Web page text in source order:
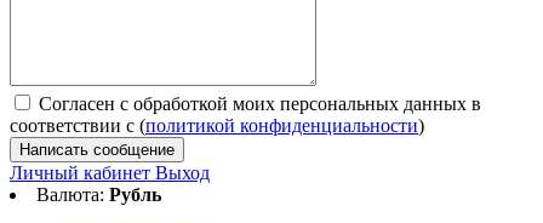
Согласен с обработкой моих персональных данных в
соответствии с (политикой конфиденциальности)
Написать сообщение
Личный кабинет Выход
Валюта: Рубль